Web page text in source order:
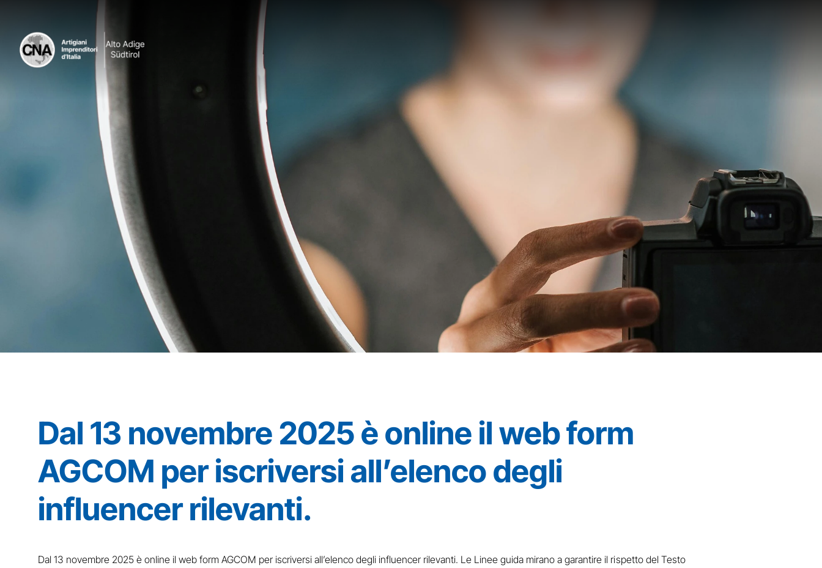
Dal 13 novembre 2025 è online il web form
AGCOM per iscriversi all’elenco degli
influencer rilevanti.
Dal 13 novembre 2025 è online il web form AGCOM per iscriversi all’elenco degli influencer rilevanti. Le Linee guida mirano a garantire il rispetto del Testo